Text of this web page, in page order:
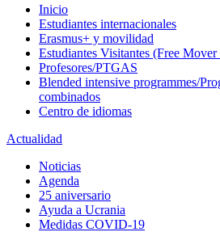
Inicio
Estudiantes internacionales
Erasmus+ y movilidad
Estudiantes Visitantes (Free Mover
Profesores/PTGAS
Blended intensive programmes/
combinados
Centro de idiomas
Actualidad
Noticias
Agenda
25 aniversario
Ayuda a Ucrania
Medidas COVID-19